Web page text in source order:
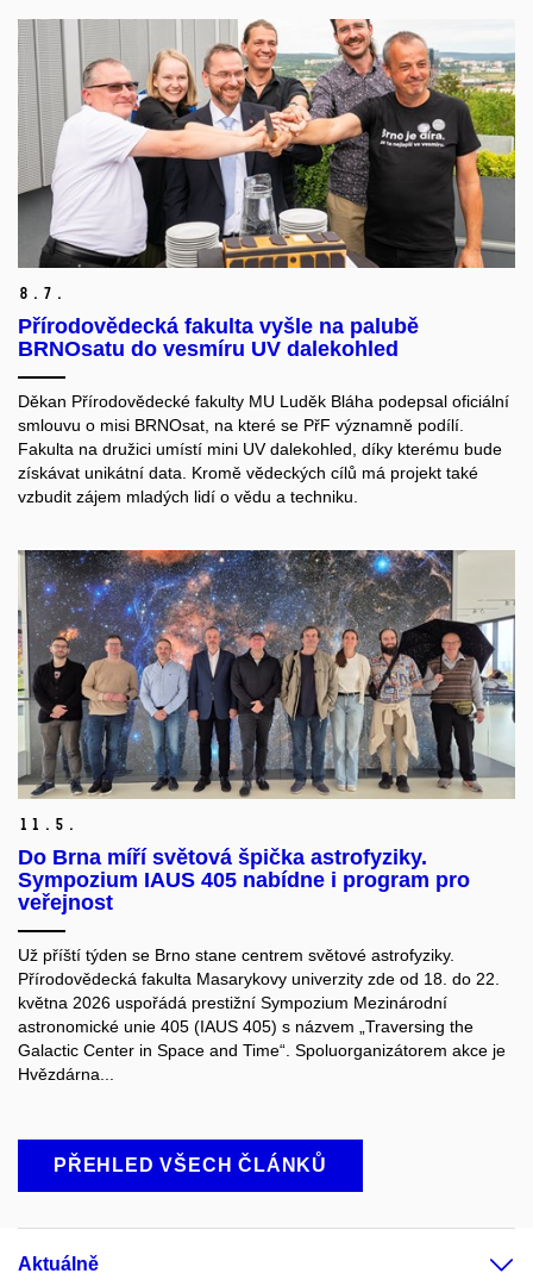
8. 7.
Přírodovědecká fakulta vyšle na palubě
BRNOsatu do vesmíru UV dalekohled
Děkan Přírodovědecké fakulty MU Luděk Bláha podepsal oficiální
smlouvu o misi BRNOsat, na které se PřF významně podílí.
Fakulta na družici umístí mini UV dalekohled, díky kterému bude
získávat unikátní data. Kromě vědeckých cílů má projekt také
vzbudit zájem mladých lidí o vědu a techniku.
11. 5.
Do Brna míří světová špička astrofyziky.
Sympozium IAUS 405 nabídne i program pro
veřejnost
Už příští týden se Brno stane centrem světové astrofyziky.
Přírodovědecká fakulta Masarykovy univerzity zde od 18. do 22.
května 2026 uspořádá prestižní Sympozium Mezinárodní
astronomické unie 405 (IAUS 405) s názvem „Traversing the
Galactic Center in Space and Time“. Spoluorganizátorem akce je
Hvězdárna...
PŘEHLED VŠECH ČLÁNKŮ
Aktuálně